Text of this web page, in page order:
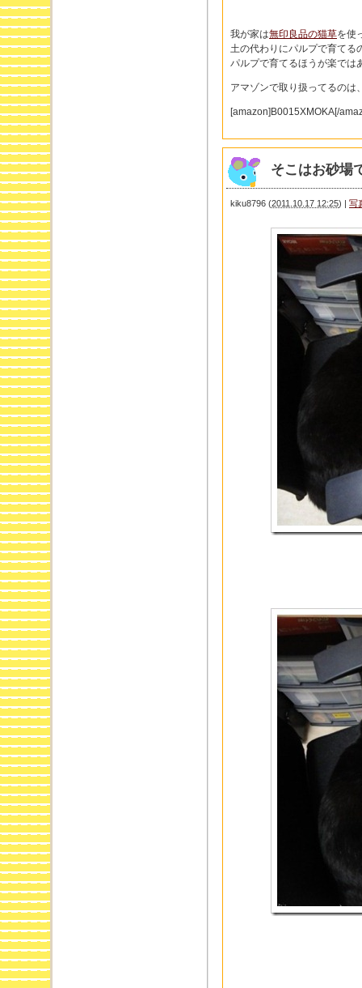
我が家は無印良品の猫草を使
土の代わりにパルプで育てる
パルプで育てるほうが楽では
アマゾンで取り扱ってるのは
[amazon]B0015XMOKA[/
そこはお砂場
kiku8796 (2011.10.17 12:25) | 写